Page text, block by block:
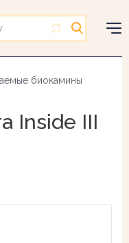
биокамины
Inside III